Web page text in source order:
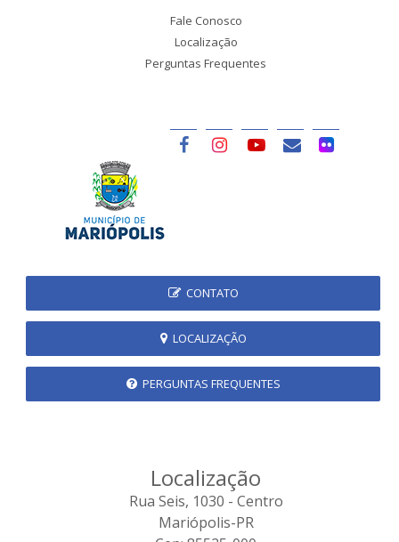
Fale Conosco
Localização
Perguntas Frequentes
CONTATO
LOCALIZAÇÃO
PERGUNTAS FREQUENTES
Localização
Rua Seis, 1030 - Centro
Mariópolis-PR